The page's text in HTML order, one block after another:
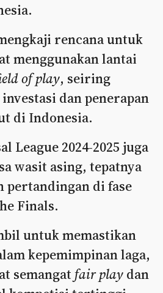
rencana untuk
menggunakan lantai
of play, seiring
dan penerapan
di Indonesia.
League 2024-2025 juga
wasit asing, tepatnya
pertandingan di fase
Finals.
untuk memastikan
kepemimpinan laga,
semangat fair play dan